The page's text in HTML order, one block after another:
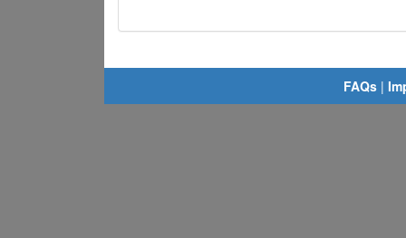
FAQs |